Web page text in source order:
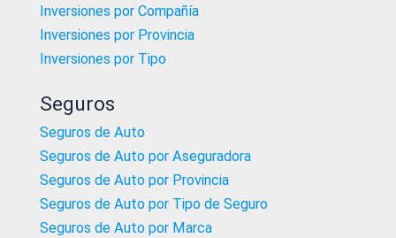
Inversiones por Compañía
Inversiones por Provincia
Inversiones por Tipo
Seguros
Seguros de Auto
Seguros de Auto por Aseguradora
Seguros de Auto por Provincia
Seguros de Auto por Tipo de Seguro
Seguros de Auto por Marca